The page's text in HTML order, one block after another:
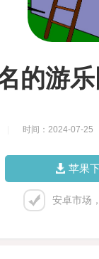
的游
时间：2024-07-25
苹果
安卓市场